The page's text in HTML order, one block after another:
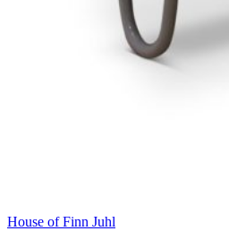
House of Finn Juhl